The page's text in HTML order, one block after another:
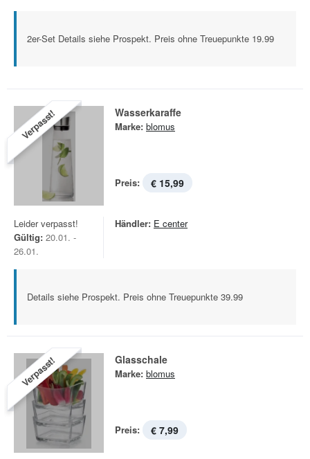
2er-Set Details siehe Prospekt. Preis ohne Treuepunkte 19.99
Verpasst! Wasserkaraffe
Marke: blomus
Preis: € 15,99
Leider verpasst!
Gültig: 20.01. -
26.01.
Händler: E center
Details siehe Prospekt. Preis ohne Treuepunkte 39.99
Verpasst! Glasschale
Marke: blomus
Preis: € 7,99